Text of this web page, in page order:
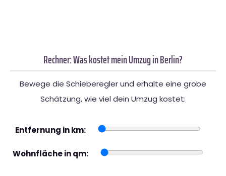
Rechner: Was kostet mein Umzug in Berlin?
Bewege die Schieberegler und erhalte eine grobe
Schätzung, wie viel dein Umzug kostet:
Entfernung in km:
Wohnfläche in qm: